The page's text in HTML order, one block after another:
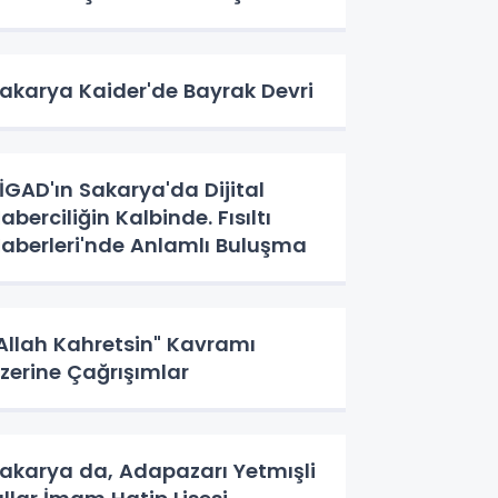
Kaider'de Bayrak Devri
Sakarya'da Dijital
Kalbinde. Fısıltı
Anlamlı Buluşma
Kahretsin" Kavramı
Çağrışımlar
da, Adapazarı Yetmışli